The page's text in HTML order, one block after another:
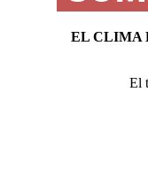
EL CLIMA
El